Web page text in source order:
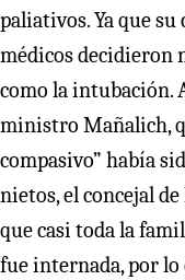
paliativos. Ya que
médicos decidieron
como la intubación.
ministro Mañalich,
compasivo” había
nietos, el concejal
que casi toda la
fue internada, por